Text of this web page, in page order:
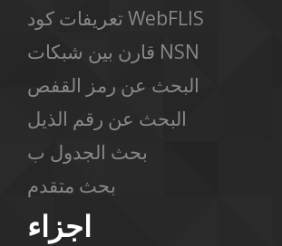
تعريفات كود WebFLIS
قارن بين شبكات NSN
البحث عن رمز القفص
البحث عن رقم الذيل
بحث الجدول ب
بحث متقدم
اجزاء